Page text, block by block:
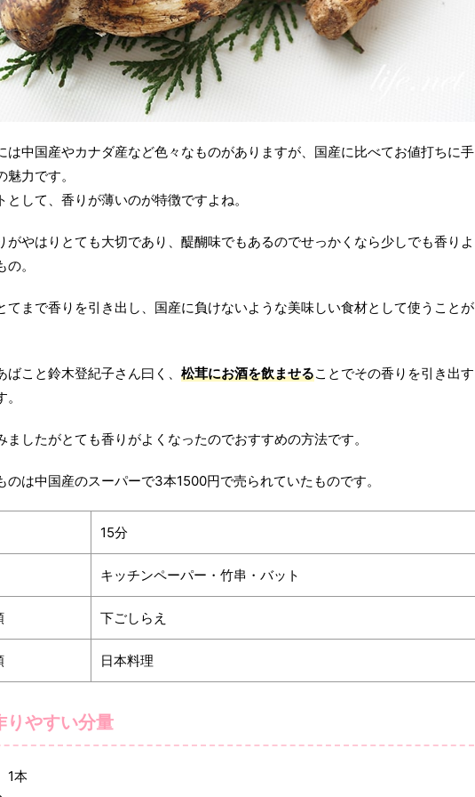
は中国産やカナダ産など色々なものがありますが、国産に比べてお値打ちに手
力です。
として、香りが薄いのが特徴ですよね。
がやはりとても大切であり、醍醐味でもあるのでせっかくなら少しでも香りよ
。
てまで香りを引き出し、国産に負けないような美味しい食材として使うことが
ばこと鈴木登紀子さん曰く、 松茸にお酒を飲ませることでその香りを引き出す
ましたがとても香りがよくなったのでおすすめの方法です。
のは中国産のスーパーで3本1500円で売られていたものです。
15分
キッチンペーパー・竹串・バット
下ごしらえ
日本料理
やすい分量
1本